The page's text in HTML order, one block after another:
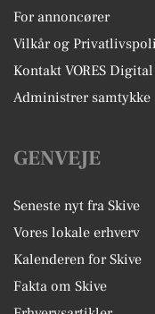
For annoncører
Vilkår og
Kontakt VORES Digital
Administrer samtykke
GENVEJE
Seneste nyt fra Skive
Vores lokale erhverv
Kalenderen for Skive
Fakta om Skive